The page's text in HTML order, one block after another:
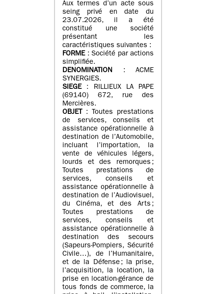
Aux termes d’un acte sous
seing privé en date du
23.07.2026, il a été
constitué une société
présentant les
caractéristiques suivantes :
FORME: Société par actions
simplifiée.
DENOMINATION : ACME
SYNERGIES.
SIEGE: RILLIEUX LA PAPE
(69140) 672, rue des
Mercières.
OBJET
: Toutes prestations
de services, conseils et
assistance opérationnelle à
destination de l’Automobile,
incluant l’importation, la
vente de véhicules légers,
lourds et des remorques ;
Toutes prestations de
services, conseils et
assistance opérationnelle à
destination de l’Audiovisuel,
du Cinéma, et des Arts ;
Toutes prestations de
services, conseils et
assistance opérationnelle à
destination des secours
(Sapeurs-Pompiers, Sécurité
Civile…), de l’Humanitaire,
et de la Défense ; la prise,
l’acquisition, la location, la
prise en location-gérance de
tous fonds de commerce, la